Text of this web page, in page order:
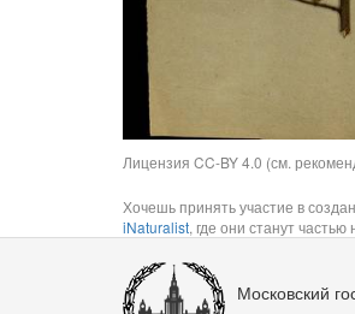
Лицензия CC-BY 4.0 (см.
Хочешь принять участие в
iNaturalist, где они станут
Московский